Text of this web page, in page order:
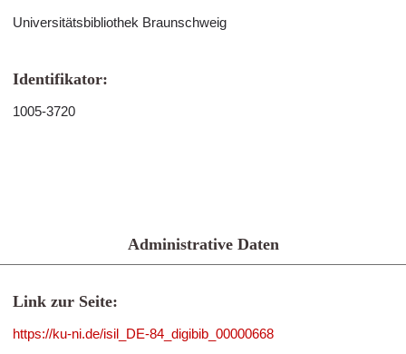
Universitätsbibliothek Braunschweig
Identifikator:
1005-3720
Administrative Daten
Link zur Seite:
https://ku-ni.de/isil_DE-84_digibib_00000668